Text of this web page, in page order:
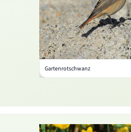
Gartenrotschwanz